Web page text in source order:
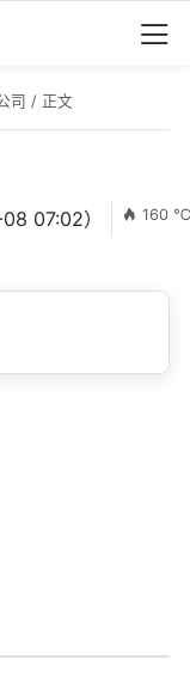
司 / 正文
07:02） 160